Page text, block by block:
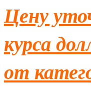
Цену
курса
от